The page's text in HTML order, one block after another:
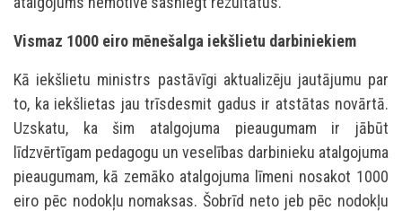
Vismaz 1000 eiro mēnešalga iekšlietu darbiniekiem
Kā iekšlietu ministrs pastāvīgi aktualizēju jautājumu par
to, ka iekšlietas jau trīsdesmit gadus ir atstātas novārtā.
Uzskatu, ka šim atalgojuma pieaugumam ir jābūt
līdzvērtīgam pedagogu un veselības darbinieku atalgojuma
pieaugumam, kā zemāko atalgojuma līmeni nosakot 1000
eiro pēc nodokļu nomaksas. Šobrīd neto jeb pēc nodokļu